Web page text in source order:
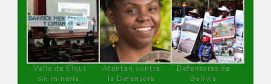
Valle de Elqui
sin minería.
Atentan contra
la Defensora
Defensoras de
Bolivia